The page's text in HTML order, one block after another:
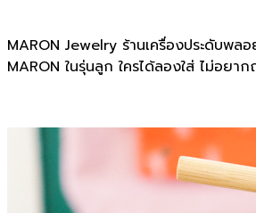
MARON Jewelry ร้านเครื่องประดับพ
MARON ในรุ่นลูก ใครได้ลองใส่ ไม่อยา